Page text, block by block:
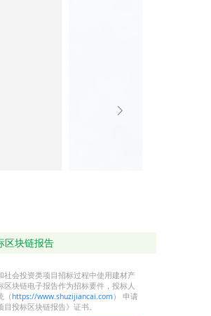
区块链报告
社会投资类项目招标过程中使用建材产
区块链电子报告作为招标要件，投标人
（https://www.shuzijiancai.com ） 申请
目投标区块链报告》证书。